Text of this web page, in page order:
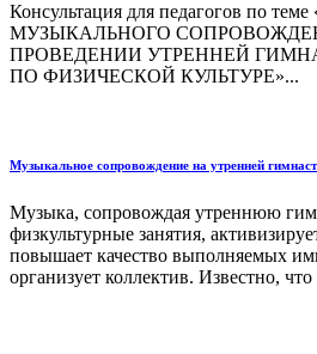
Консультация для педагогов по
МУЗЫКАЛЬНОГО
ПРОВЕДЕНИИ УТРЕННЕЙ
ПО ФИЗИЧЕСКОЙ КУЛЬТУРЕ»...
Музыкальное сопровождение на утренней
Музыка, сопровождая утреннюю
физкультурные занятия,
повышает качество выполняемых
организует коллектив. Известно,